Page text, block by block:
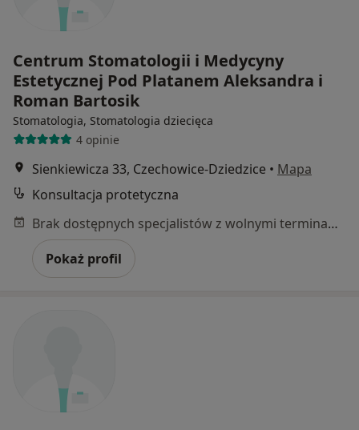
Centrum Stomatologii i Medycyny
Estetycznej Pod Platanem Aleksandra i
Roman Bartosik
Stomatologia, Stomatologia dziecięca
4 opinie
Sienkiewicza 33, Czechowice-Dziedzice • Mapa
Konsultacja protetyczna
Brak dostępnych specjalistów z wolnymi terminami w tym centrum medycznym.
Pokaż profil